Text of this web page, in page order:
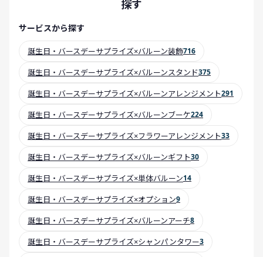
探す
サービスから探す
誕生日・バースデーサプライズ×バルーン装飾716
誕生日・バースデーサプライズ×バルーンスタンド375
誕生日・バースデーサプライズ×バルーンアレンジメント291
誕生日・バースデーサプライズ×バルーンブーケ224
誕生日・バースデーサプライズ×フラワーアレンジメント33
誕生日・バースデーサプライズ×バルーンギフト30
誕生日・バースデーサプライズ×単体バルーン14
誕生日・バースデーサプライズ×オプション9
誕生日・バースデーサプライズ×バルーンアーチ8
誕生日・バースデーサプライズ×シャンパンタワー3